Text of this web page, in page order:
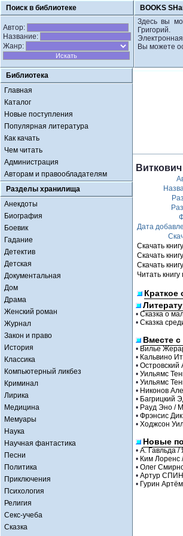
Поиск в библиотеке BOOKS
Автор:
Название:
Жанр:
Здесь вы
Григорий.
Вы можете
Библиотека
Главная
Каталог
Новые поступления
Популярная литература
Как качать
Чем читать
Администрация
Авторам и правообладателям
Разделы хранилища
Анекдоты
Биография
Боевик
Гадание
Детектив
Детская
Документальная
Дом
Драма
Женский роман
Журнал
Закон и право
История
Классика
Компьютерный ликбез
Криминал
Лирика
Медицина
Мемуары
Наука
Научная фантастика
Песни
Политика
Приключения
Психология
Религия
Секс-учеба
Сказка
Дата
Скачать
Скачать
Скачать
Читать
Краткое
• Сказка о
• Сказка
Вместе
• Вилье
• Кальвино
• Островский
• Уильямс
• Уильямс
• Никонов
• Багрицкий
• Рауд Эно /
• Фрэнсис
• Ходжсон
Новые
• А. Гавльда
• Ким Лоренс
• Олег
• Артур
• Гурин